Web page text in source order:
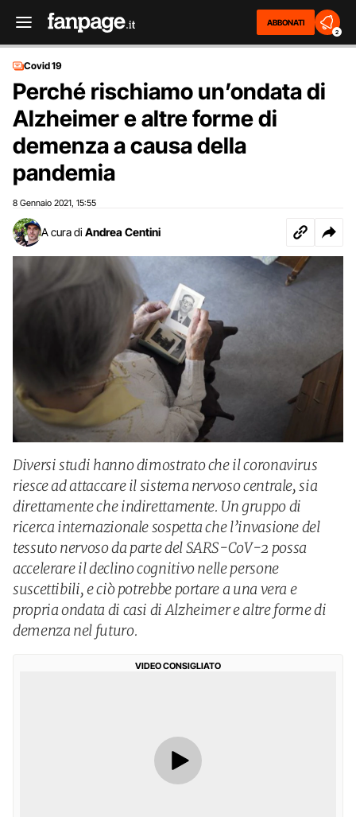
ABBONATI
2
Covid 19
Perché rischiamo un’ondata di
Alzheimer e altre forme di
demenza a causa della
pandemia
8 Gennaio 2021 15:55
A cura di Andrea Centini
Diversi studi hanno dimostrato che il coronavirus
riesce ad attaccare il sistema nervoso centrale, sia
direttamente che indirettamente. Un gruppo di
ricerca internazionale sospetta che l’invasione del
tessuto nervoso da parte del SARS-CoV-2 possa
accelerare il declino cognitivo nelle persone
suscettibili, e ciò potrebbe portare a una vera e
propria ondata di casi di Alzheimer e altre forme di
demenza nel futuro.
VIDEO CONSIGLIATO